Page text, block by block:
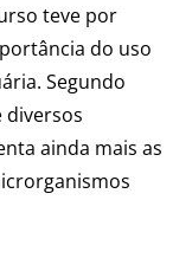
teve por
do uso
Segundo
diversos
ainda mais as